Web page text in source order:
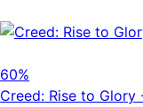
60%
Creed: Rise to